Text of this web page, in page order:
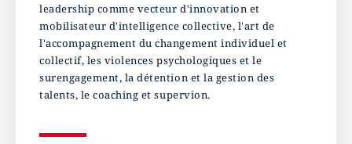
leadership comme vecteur d'innovation et
mobilisateur d'intelligence collective, l'art de
l'accompagnement du changement individuel et
collectif, les violences psychologiques et le
surengagement, la détention et la gestion des
talents, le coaching et supervion.